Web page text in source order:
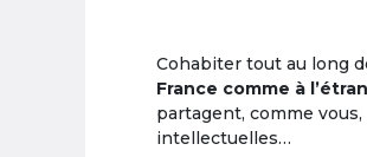
Cohabiter tout au long
France comme à
partagent, comme
intellectuelles…